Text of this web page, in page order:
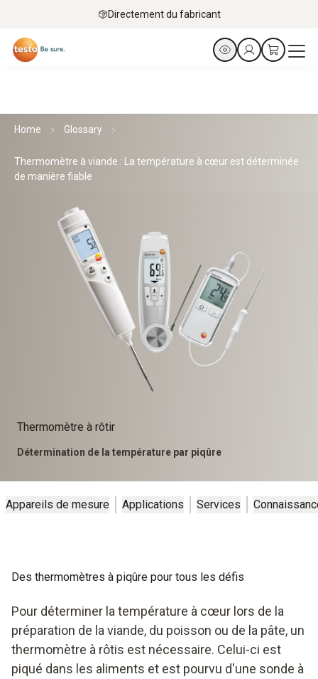
Directement du fabricant
Home Glossary
Thermomètre à viande : La température à cœur est déterminée
de manière fiable
Thermomètre à rôtir
Détermination de la température par piqûre
Appareils de mesure Applications Services
Des thermomètres à piqûre pour tous les défis
Pour déterminer la température à cœur lors de la
préparation de la viande, du poisson ou de la pâte, un
thermomètre à rôtis est nécessaire. Celui-ci est
piqué dans les aliments et est pourvu d'une sonde à